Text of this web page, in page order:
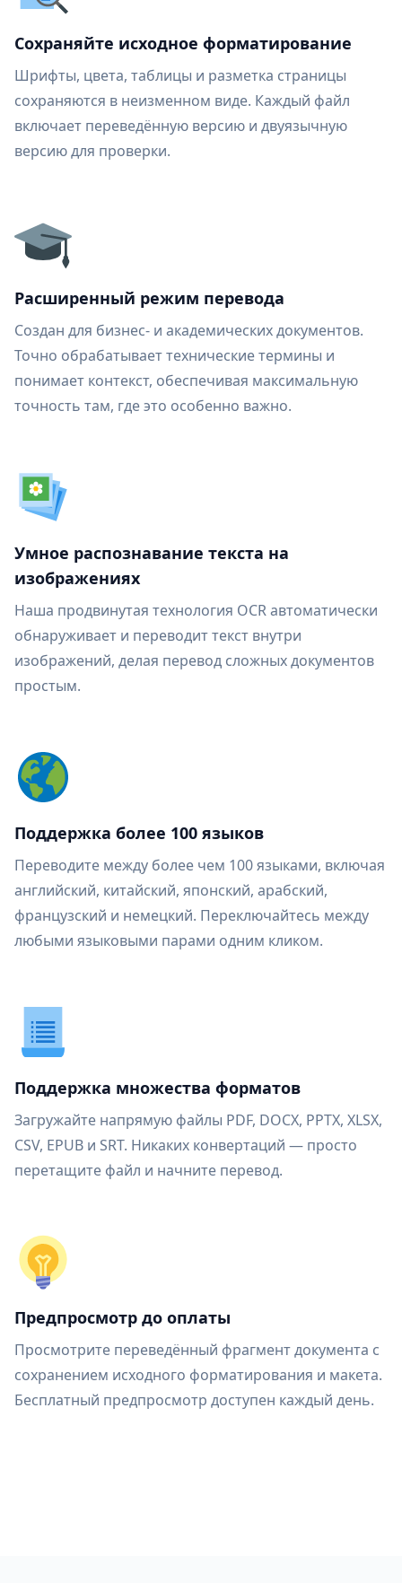
Сохраняйте исходное форматирование
Шрифты, цвета, таблицы и разметка страницы
сохраняются в неизменном виде. Каждый файл
включает переведённую версию и двуязычную
версию для проверки.
Расширенный режим перевода
Создан для бизнес- и академических документов.
Точно обрабатывает технические термины и
понимает контекст, обеспечивая максимальную
точность там, где это особенно важно.
Умное распознавание текста на
изображениях
Наша продвинутая технология OCR автоматически
обнаруживает и переводит текст внутри
изображений, делая перевод сложных документов
простым.
Поддержка более 100 языков
Переводите между более чем 100 языками, включая
английский, китайский, японский, арабский,
французский и немецкий. Переключайтесь между
любыми языковыми парами одним кликом.
Поддержка множества форматов
Загружайте напрямую файлы PDF, DOCX, PPTX, XLSX,
CSV, EPUB и SRT. Никаких конвертаций — просто
перетащите файл и начните перевод.
Предпросмотр до оплаты
Просмотрите переведённый фрагмент документа с
сохранением исходного форматирования и макета.
Бесплатный предпросмотр доступен каждый день.